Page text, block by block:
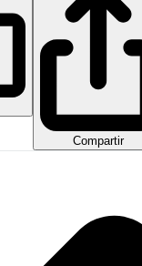
Compartir